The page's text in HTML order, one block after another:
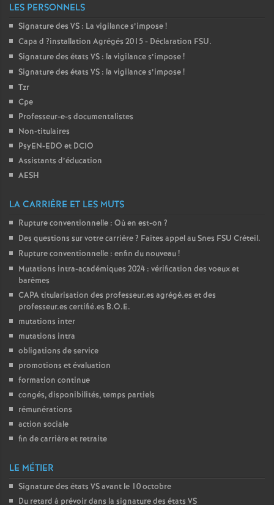
u
r
LES PERSONNELS
Signature des VS : La vigilance s’impose!
Capa d ?installation Agrégés 2015 - Déclaration FSU.
Signature des états VS : la vigilance s’impose!
Signature des états VS : la vigilance s’impose!
Tzr
Cpe
Professeur-e-s documentalistes
Non-titulaires
PsyEN-EDO et DCIO
Assistants d’éducation
AESH
LA CARRIÈRE ET LES MUTS
Rupture conventionnelle : Où en est-on ?
Des questions sur votre carrière? Faites appel au Snes FSU Créteil.
Rupture conventionnelle : enfin du nouveau!
Mutations intra-académiques 2024 : vérification des voeux et
barèmes
CAPAtitularisation des professeur.es agrégé.es et des
professeur.es certifié.es B.O.E.
mutations inter
mutations intra
obligations de service
promotions et évaluation
formation continue
congés, disponibilités, temps partiels
rémunérations
action sociale
fin de carrière et retraite
LE MÉTIER
Signature des états VSavant le 10 octobre
Du retard à prévoir dans la signature des états VS